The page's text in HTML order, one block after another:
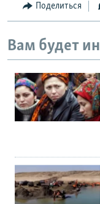
Поделиться
Вам будет